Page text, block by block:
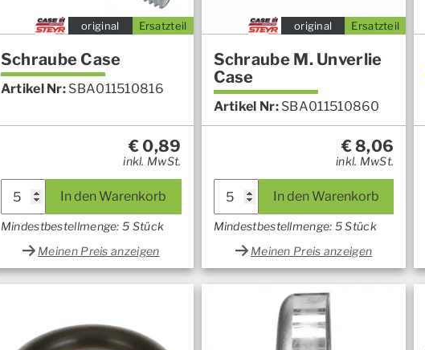
Ersatzteil
original
Schraube Case
Artikel Nr: SBA011510816
€ 0,89
inkl. MwSt.
In den Warenkorb
Mindestbestellmenge: 5 Stück
Meinen Preis anzeigen
Ersatzteil
original
Schraube M. Unverlie
Case
Artikel Nr: SBA011510860
€8,06
inkl. MwSt.
In den Warenkorb
Mindestbestellmenge: 5 Stück
Meinen Preis anzeigen